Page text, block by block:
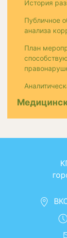
История
Публичное
анализа
План